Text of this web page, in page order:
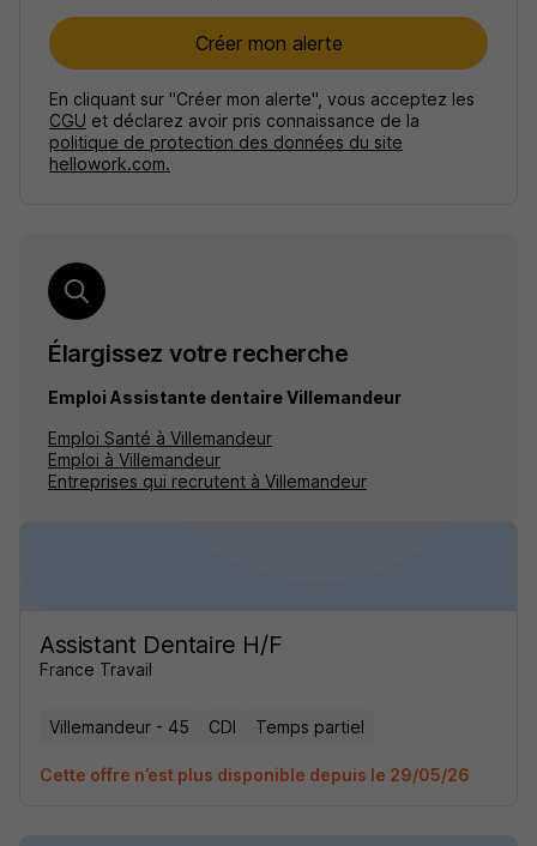
Créer mon alerte
En cliquant sur "Créer mon alerte", vous acceptez les
CGU et déclarez avoir pris connaissance de la
politique de protection des données du site
hellowork.com.
Élargissez votre recherche
Emploi Assistante dentaire Villemandeur
Emploi Santé à Villemandeur
Emploi à Villemandeur
Entreprises qui recrutent à Villemandeur
Assistant Dentaire H/F
France Travail
Villemandeur - 45 CDI Temps partiel
Cette offre n’est plus disponible depuis le 29/05/26